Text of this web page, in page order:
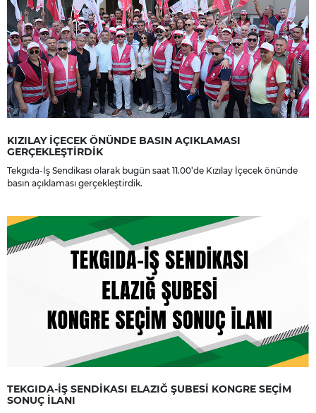
KIZILAY İÇECEK ÖNÜNDE BASIN AÇIKLAMASI
GERÇEKLEŞTİRDİK
Tekgıda-İş Sendikası olarak bugün saat 11.00’de Kızılay İçecek önünde
basın açıklaması gerçekleştirdik.
TEKGIDA-İŞ SENDİKASI ELAZIĞ ŞUBESİ KONGRE SEÇİM
SONUÇ İLANI